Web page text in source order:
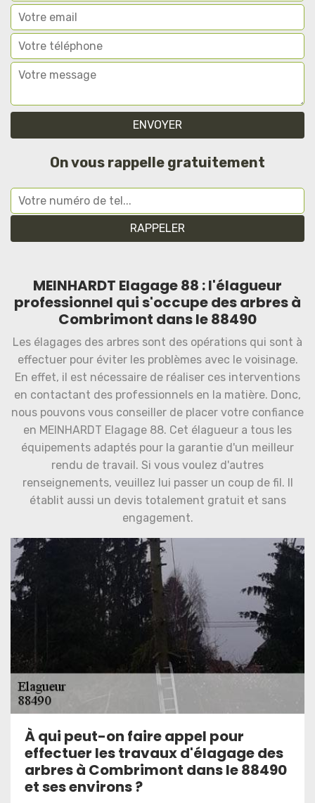
On vous rappelle gratuitement
MEINHARDT Elagage 88 : l'élagueur
professionnel qui s'occupe des arbres à
Combrimont dans le 88490
Les élagages des arbres sont des opérations qui sont à
effectuer pour éviter les problèmes avec le voisinage.
En effet, il est nécessaire de réaliser ces interventions
en contactant des professionnels en la matière. Donc,
nous pouvons vous conseiller de placer votre confiance
en MEINHARDT Elagage 88. Cet élagueur a tous les
équipements adaptés pour la garantie d'un meilleur
rendu de travail. Si vous voulez d'autres
renseignements, veuillez lui passer un coup de fil. Il
établit aussi un devis totalement gratuit et sans
engagement.
À qui peut-on faire appel pour
effectuer les travaux d'élagage des
arbres à Combrimont dans le 88490
et ses environs ?